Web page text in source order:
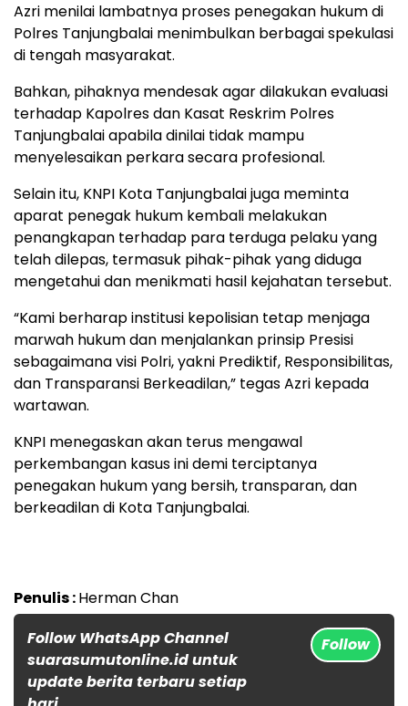
Azri menilai lambatnya proses penegakan hukum di
Polres Tanjungbalai menimbulkan berbagai spekulasi
di tengah masyarakat.
Bahkan, pihaknya mendesak agar dilakukan evaluasi
terhadap Kapolres dan Kasat Reskrim Polres
Tanjungbalai apabila dinilai tidak mampu
menyelesaikan perkara secara profesional.
Selain itu, KNPI Kota Tanjungbalai juga meminta
aparat penegak hukum kembali melakukan
penangkapan terhadap para terduga pelaku yang
telah dilepas, termasuk pihak-pihak yang diduga
mengetahui dan menikmati hasil kejahatan tersebut.
“Kami berharap institusi kepolisian tetap menjaga
marwah hukum dan menjalankan prinsip Presisi
sebagaimana visi Polri, yakni Prediktif, Responsibilitas,
dan Transparansi Berkeadilan,” tegas Azri kepada
wartawan.
KNPI menegaskan akan terus mengawal
perkembangan kasus ini demi terciptanya
penegakan hukum yang bersih, transparan, dan
berkeadilan di Kota Tanjungbalai.
Penulis :Herman Chan
Follow WhatsApp Channel
suarasumutonline.id untuk
update berita terbaru setiap
Follow